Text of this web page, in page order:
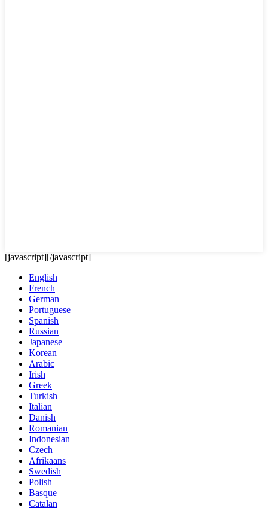
[javascript][/javascript]
English
French
German
Portuguese
Spanish
Russian
Japanese
Korean
Arabic
Irish
Greek
Turkish
Italian
Danish
Romanian
Indonesian
Czech
Afrikaans
Swedish
Polish
Basque
Catalan